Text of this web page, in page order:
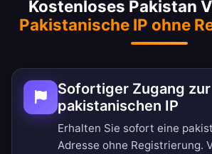
Kostenloses Pakistan
Pakistanische IP ohne
Sofortiger Zugang zur
pakistanischen IP
Erhalten Sie sofort eine
Adresse ohne Registrierung.